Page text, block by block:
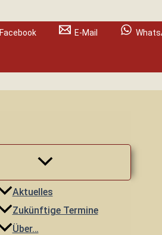
Facebook E-Mail
Aktuelles
Zukünftige Termine
Über…